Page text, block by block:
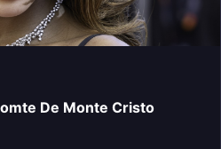
De Monte Cristo